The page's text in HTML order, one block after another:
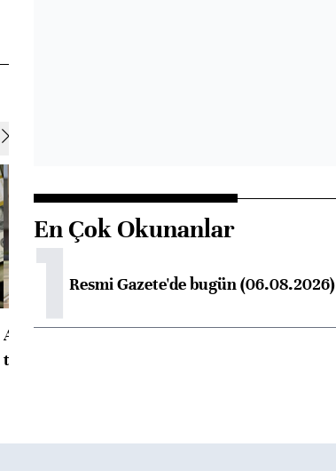
ABD'de konut başlangıçları
toparlandı
En Çok Okunanlar
1Resmi Gazete'de bugün (06.08.2026)